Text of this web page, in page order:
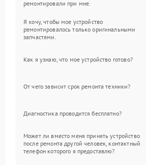
ремонтировали при мне.
Я хочу, чтобы мое устройство
ремонтировалось только оригинальными
запчастями.
Как я узнаю, что мое устройство готово?
От чего зависит срок ремонта техники?
Диагностика проводится бесплатно?
Может ли вместо меня принять устройство
после ремонта другой человек, контактный
телефон которого я предоставлю?